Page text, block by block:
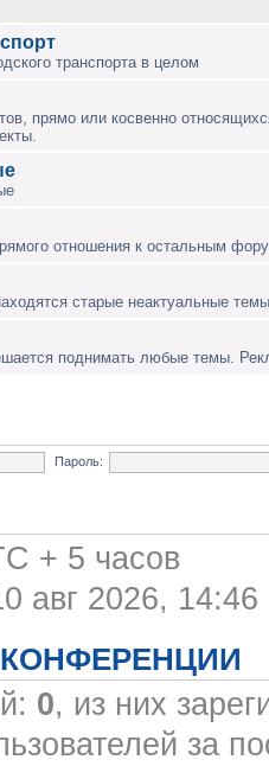
транспорта в целом
прямо или косвенно
отношения к остальным
старые неактуальные
поднимать любые темы.
Пароль:
+ 5 часов
авг 2026, 14:46
0, из них
за